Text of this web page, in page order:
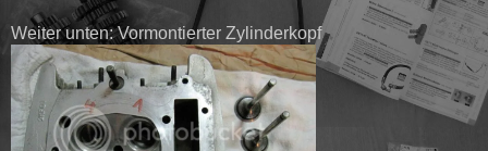
Weiter unten: Vormontierter Zylinderkopf